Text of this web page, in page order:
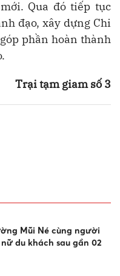
Qua đó tiếp tục
đạo, xây dựng Chi
phần hoàn thành
Trại tạm giam số 3
Mũi Né cùng người
du khách sau gần 02